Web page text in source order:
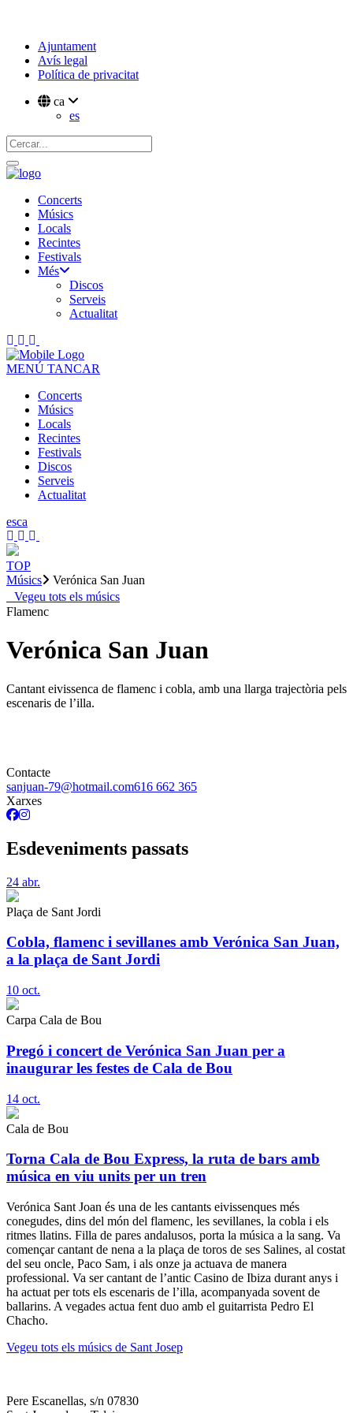
Ajuntament
Avís legal
Política de privacitat
ca
es
Concerts
Músics
Locals
Recintes
Festivals
Més
Discos
Serveis
Actualitat
MENÚ TANCAR
Concerts
Músics
Locals
Recintes
Festivals
Discos
Serveis
Actualitat
esca
TOP
Músics
Verónica San Juan
Vegeu tots els músics
Flamenc
Verónica San Juan
Cantant eivissenca de flamenc i cobla, amb una llarga trajectòria pels
escenaris de l’illa.
Contacte
sanjuan-79@hotmail.com616 662 365
Xarxes
Esdeveniments passats
24 abr.
Plaça de Sant Jordi
Cobla, flamenc i sevillanes amb Verónica San Juan,
a la plaça de Sant Jordi
10 oct.
Carpa Cala de Bou
Pregó i concert de Verónica San Juan per a
inaugurar les festes de Cala de Bou
14 oct.
Cala de Bou
Torna Cala de Bou Express, la ruta de bars amb
música en viu units per un tren
Verónica Sant Joan és una de les cantants eivissenques més
conegudes, dins del món del flamenc, les sevillanes, la cobla i els
ritmes llatins. Filla de pares andalusos, porta la música a la sang. Va
començar cantant de nena a la plaça de toros de ses Salines, al costat
del seu oncle, Paco Sam, i als onze ja actuava de manera
professional. Va ser cantant de l’antic Casino de Ibiza durant anys i
ha actuat per tots els escenaris de l’illa, acompanyada sovent de
ballarins. A vegades actua fent duo amb el guitarrista Pedro El
Chacho.
Vegeu tots els músics de Sant Josep
Pere Escanellas, s/n 07830